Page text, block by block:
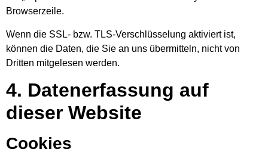
Browserzeile.
Wenn die SSL- bzw. TLS-Verschlüsselung aktiviert ist,
können die Daten, die Sie an uns übermitteln, nicht von
Dritten mitgelesen werden.
4. Datenerfassung auf
dieser Website
Cookies